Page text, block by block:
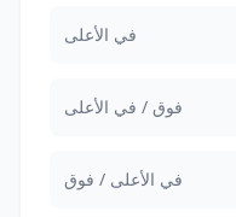
في الأعلى
فوق / في الأعلى
في الأعلى / فوق